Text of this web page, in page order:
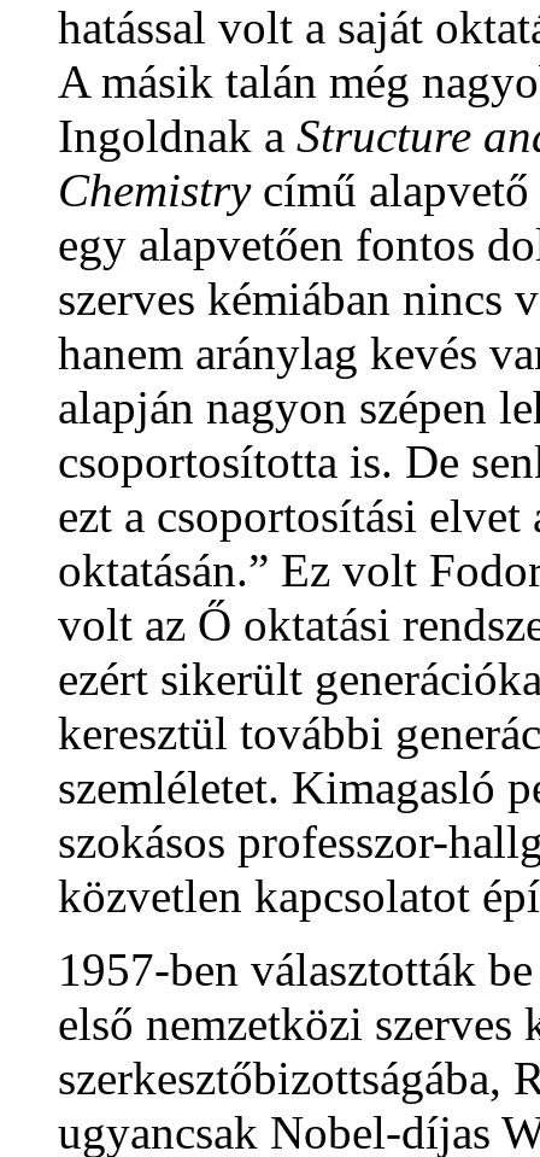
hatással volt a saját
A másik talán még
Ingoldnak a Structure
Chemistrycímű alapvető
egy alapvetően fontos
szerves kémiában nincs
hanem aránylag kevés
alapján nagyon szépen
csoportosította is. De
ezt a csoportosítási elvet
oktatásán.” Ez volt
volt az Ő oktatási
ezért sikerült
keresztül további
szemléletet. Kimagasló
szokásos professzor-
közvetlen kapcsolatot
1957-ben választották
első nemzetközi
szerkesztőbizottságába,
ugyancsak Nobel-díjas